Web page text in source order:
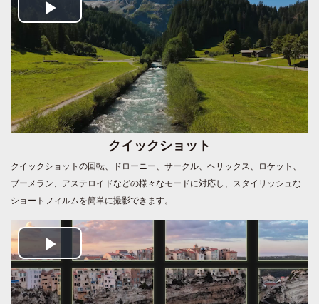
Play
Video
クイックショット
クイックショットの回転、ドローニー、サークル、ヘリックス、ロケット、
ブーメラン、アステロイドなどの様々なモードに対応し、スタイリッシュな
ショートフィルムを簡単に撮影できます。
Play
Video